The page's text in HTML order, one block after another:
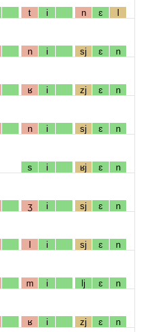
t i n ɛ l
n i sj ɛ n
ʁ i zj ɛ n
n i sj ɛ n
s i ʁj ɛ n
ʒ i sj ɛ n
l i sj ɛ n
m i lj ɛ n
ʁ i zj ɛ n